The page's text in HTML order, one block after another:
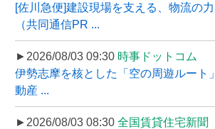
[佐川急便]建設現場を支える、物流の力
（共同通信PR ...
►2026/08/03 09:30 時事ドットコム
伊勢志摩を核とした「空の周遊ルート
動産 ...
►2026/08/03 08:30 全国賃貸住宅新聞